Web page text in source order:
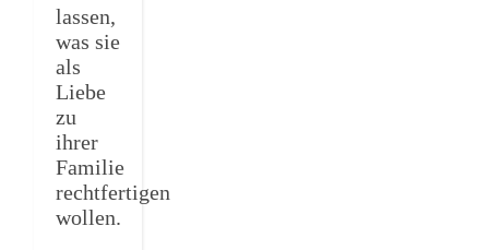
lassen,
was sie
als
Liebe
zu
ihrer
Familie
rechtfertigen
wollen.